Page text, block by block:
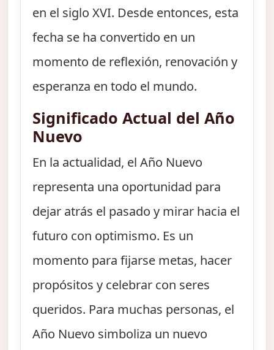
en el siglo XVI. Desde entonces, esta
fecha se ha convertido en un
momento de reflexión, renovación y
esperanza en todo el mundo.
Significado Actual del Año
Nuevo
En la actualidad, el Año Nuevo
representa una oportunidad para
dejar atrás el pasado y mirar hacia el
futuro con optimismo. Es un
momento para fijarse metas, hacer
propósitos y celebrar con seres
queridos. Para muchas personas, el
Año Nuevo simboliza un nuevo